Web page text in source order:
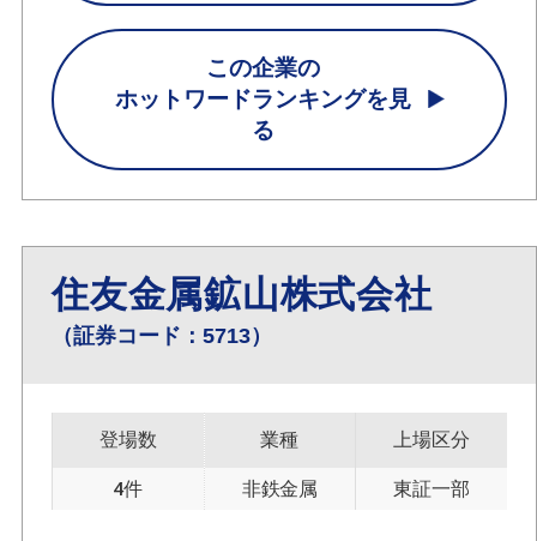
この企業の
ホットワードランキングを見
る
住友金属鉱山株式会社
（証券コード：5713）
登場数
4件
業種
非鉄金属
上場区分
東証一部